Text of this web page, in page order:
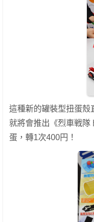
這種新的罐裝型扭蛋殼
就將會推出《烈車戦隊
蛋，轉1次400円！